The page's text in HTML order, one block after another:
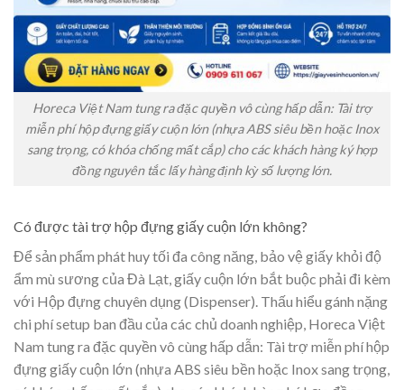
Horeca Việt Nam tung ra đặc quyền vô cùng hấp dẫn: Tài trợ
miễn phí hộp đựng giấy cuộn lớn (nhựa ABS siêu bền hoặc Inox
sang trọng, có khóa chống mất cắp) cho các khách hàng ký hợp
đồng nguyên tắc lấy hàng định kỳ số lượng lớn.
Có được tài trợ hộp đựng giấy cuộn lớn không?
Để sản phẩm phát huy tối đa công năng, bảo vệ giấy khỏi độ
ẩm mù sương của Đà Lạt, giấy cuộn lớn bắt buộc phải đi kèm
với Hộp đựng chuyên dụng (Dispenser). Thấu hiểu gánh nặng
chi phí setup ban đầu của các chủ doanh nghiệp, Horeca Việt
Nam tung ra đặc quyền vô cùng hấp dẫn: Tài trợ miễn phí hộp
đựng giấy cuộn lớn (nhựa ABS siêu bền hoặc Inox sang trọng,